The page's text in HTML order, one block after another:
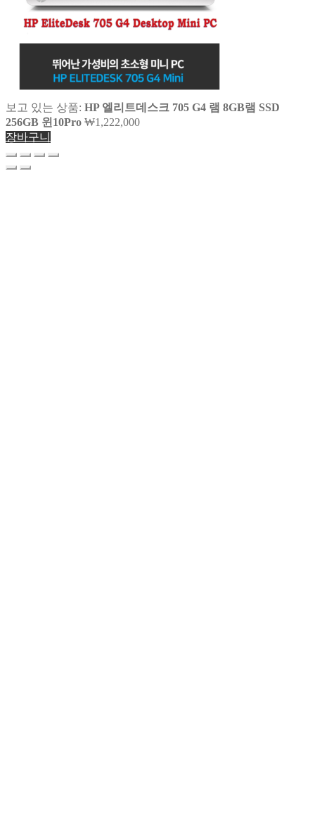
보고 있는 상품: HP 엘리트데스크 705 G4 램 8GB램 SSD
256GB 윈10Pro ₩1,222,000
장바구니